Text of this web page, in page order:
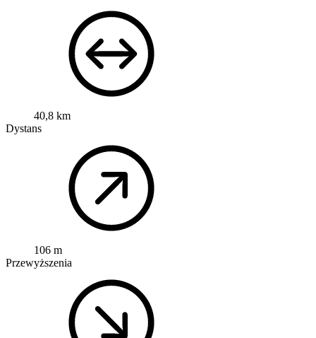
40,8 km
Dystans
106 m
Przewyższenia